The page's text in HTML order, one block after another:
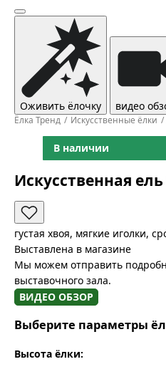
Оживить ёлочку видео
Ёлка Тренд Искусственные ёлки
В наличии
Искусственная
густая хвоя, мягкие иголки,
Выставлена в магазине
Мы можем отправить
выставочного зала.
ВИДЕО ОБЗОР
Выберите параметры
Высота ёлки: